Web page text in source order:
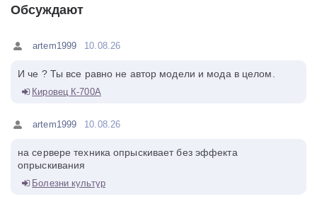
Обсуждают
artem1999 10.08.26
И че ? Ты все равно не автор модели и мода в целом.
Кировец К-700А
artem1999 10.08.26
на сервере техника опрыскивает без эффекта
опрыскивания
Болезни культур